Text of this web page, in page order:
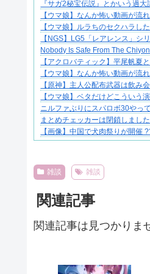
妻との生活が、夫をうつへ追い
『サガ2秘宝伝説』とかいう過大
【ウマ娘】なんか怖い動画が流
【ウマ娘】ルラちのセクハラし
【NGS】LG5「レアレンス」シ
Nobody Is Safe From The
【アクロバティック】平尾帆夏
【ウマ娘】なんか怖い動画が流
【原神】主人公配布武器は飲み
【ウマ娘】ベタだけどこういう
ニルファぶりにスパロボ30やっ
まとめチェッカーは閉鎖しまし
【画像】中国で犬肉祭りが開催
雑談 雑談
関連記事
関連記事は見つかりま